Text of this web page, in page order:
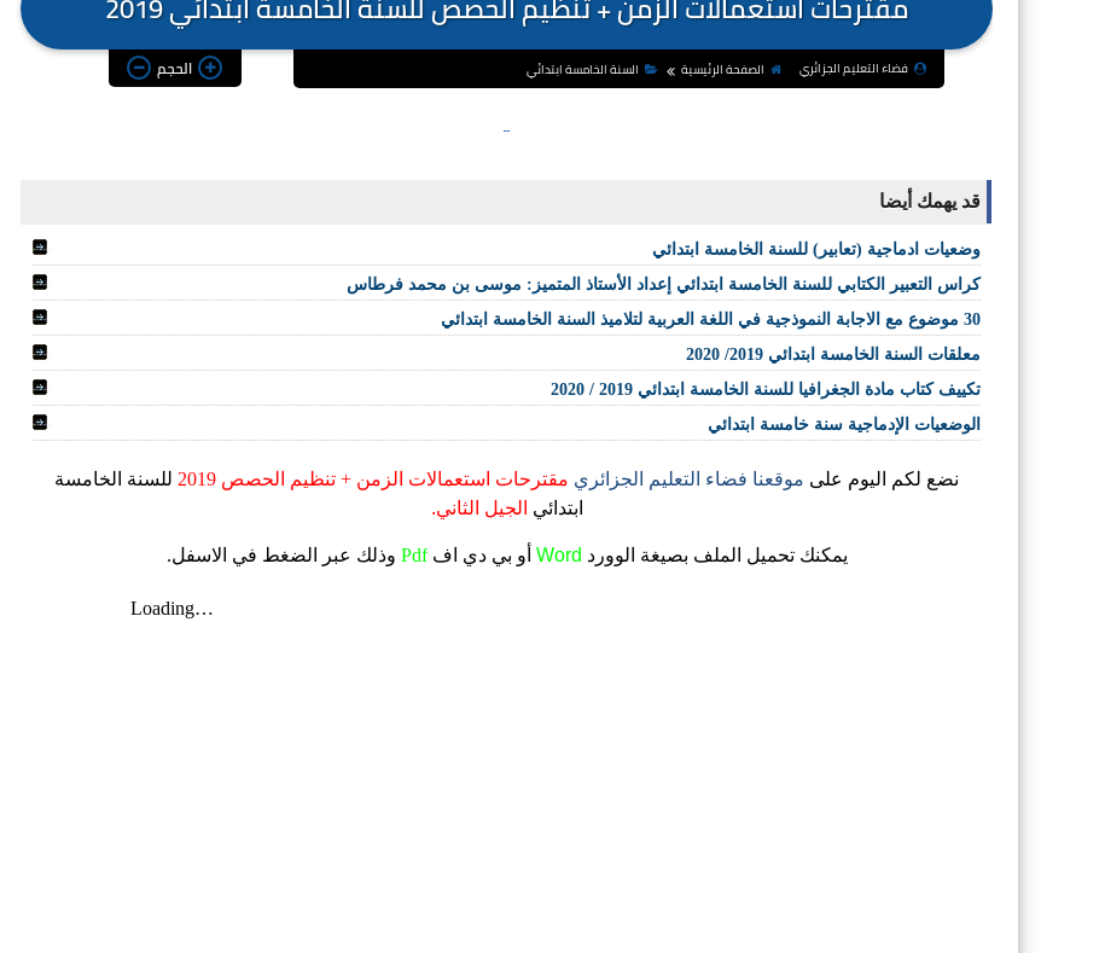
فضاء التعليم الجزائري الصفحة الرئيسية السنة الخامسة ابتدائي الحجم
قد يهمك أيضا
وضعيات ادماجية (تعابير) للسنة الخامسة ابتدائي
كراس التعبير الكتابي للسنة الخامسة ابتدائي إعداد الأستاذ المتميز: موسى بن محمد فرطاس
30 موضوع مع الاجابة النموذجية في اللغة العربية لتلاميذ السنة الخامسة ابتدائي
معلقات السنة الخامسة ابتدائي 2019/ 2020
تكييف كتاب مادة الجغرافيا للسنة الخامسة ابتدائي 2019 / 2020
الوضعيات الإدماجية سنة خامسة ابتدائي
نضع لكم اليوم على موقعنا فضاء التعليم الجزائري مقترحات استعمالات الزمن + تنظيم الحصص 2019
للسنة الخامسة
ابتدائي الجيل الثاني.
يمكنك تحميل الملف بصيغة الوورد Word أو بي دي افPdf وذلك عبر الضغط في الاسفل.